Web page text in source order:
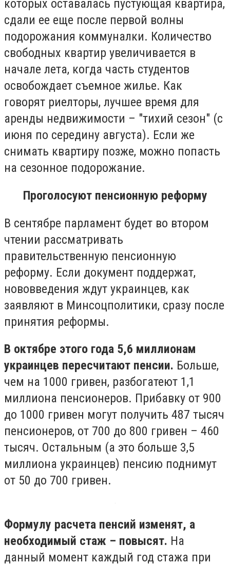
которых оставалась пустующая квартира,
сдали ее еще после первой волны
подорожания коммуналки. Количество
свободных квартир увеличивается в
начале лета, когда часть студентов
освобождает съемное жилье. Как
говорят риелторы, лучшее время для
аренды недвижимости – "тихий сезон" (с
июня по середину августа). Если же
снимать квартиру позже, можно попасть
на сезонное подорожание.
Проголосуют пенсионную реформу
В сентябре парламент будет во втором
чтении рассматривать
правительственную пенсионную
реформу. Если документ поддержат,
нововведения ждут украинцев, как
заявляют в Минсоцполитики, сразу после
принятия реформы.
В октябре этого года 5,6 миллионам
украинцев пересчитают пенсии. Больше,
чем на 1000 гривен, разбогатеют 1,1
миллиона пенсионеров. Прибавку от 900
до 1000 гривен могут получить 487 тысяч
пенсионеров, от 700 до 800 гривен – 460
тысяч. Остальным (а это больше 3,5
миллиона украинцев) пенсию поднимут
от 50 до 700 гривен.
Формулу расчета пенсий изменят, а
необходимый стаж – повысят. На
данный момент каждый год стажа при